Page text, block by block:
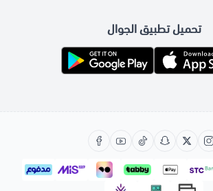
تحميل تطبيق الجوال